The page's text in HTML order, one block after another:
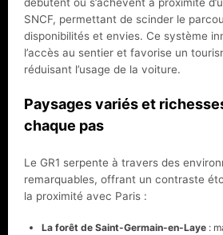
SNCF, permettant de scinder le
disponibilités et envies. Ce système
l’accès au sentier et favorise un
réduisant l’usage de la voiture.
Paysages variés et
chaque pas
Le GR1 serpente à travers des
remarquables, offrant un contraste
la proximité avec Paris :
La forêt de Saint-Germain-en-Laye :